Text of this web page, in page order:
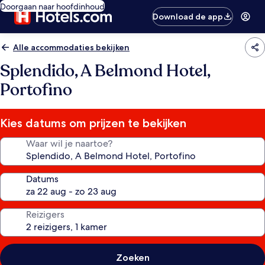
Doorgaan naar hoofdinhoud
Download de app
Alle accommodaties bekijken
Splendido, A Belmond Hotel,
Portofino
Kies datums om prijzen te bekijken
Waar wil je naartoe?
Datums
Reizigers
Zoeken